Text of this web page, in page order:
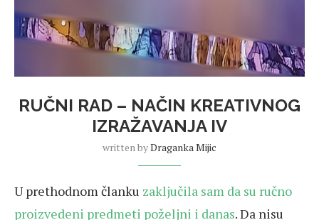
RUČNI RAD – NAČIN KREATIVNOG
IZRAŽAVANJA IV
written byDraganka Mijic
U prethodnom članku zaključila sam da su ručno
proizvedeni predmeti poželjni i danas. Da nisu